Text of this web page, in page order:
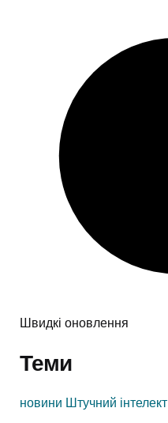
Швидкі оновлення
Теми
новини Штучний інтелект